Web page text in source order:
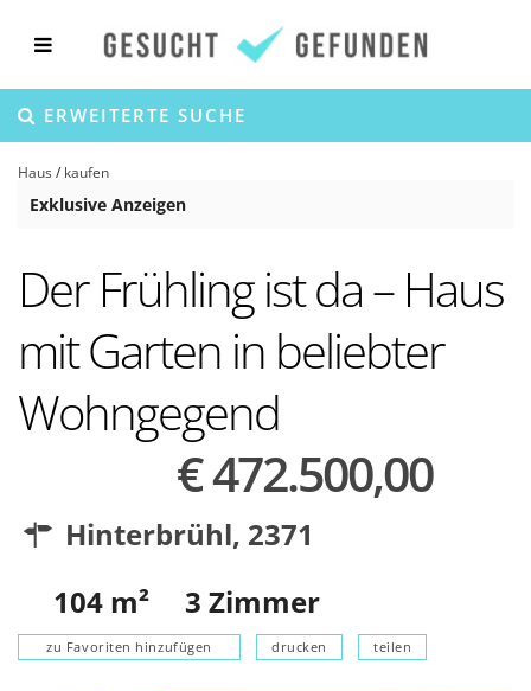
ERWEITERTE SUCHE
Haus/ kaufen
Exklusive Anzeigen
Der Frühling ist da – Haus
mit Garten in beliebter
Wohngegend
€ 472.500,00
Hinterbrühl, 2371
104 m² 3 Zimmer
zu Favoriten hinzufügen drucken teilen